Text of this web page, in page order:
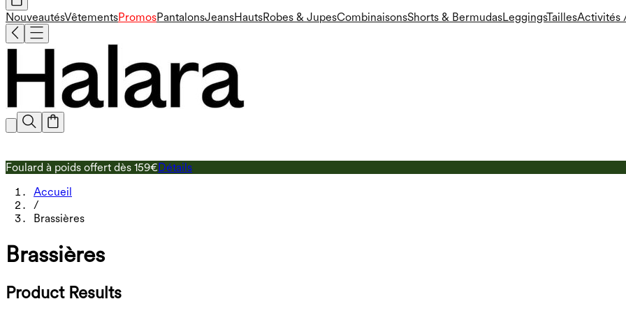
NouveautésVêtementsPromosPantalonsJeansHautsRobes & JupesCombinaisonsShorts & BermudasLeggingsTaillesActivités
Foulard à poids offert dès 159€Détails
Accueil
/
Brassières
Brassières
Product Results